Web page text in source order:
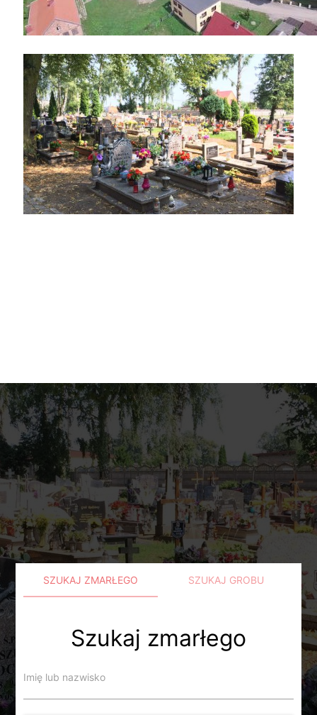
SZUKAJ ZMARŁEGO SZUKAJ GROBU
Szukaj zmarłego
Imię lub nazwisko